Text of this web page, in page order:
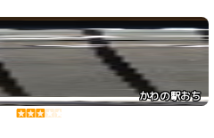
かわの駅おち